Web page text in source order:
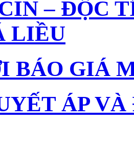
– ĐỘC
LIỀU
BÁO GIÁ
ÁP